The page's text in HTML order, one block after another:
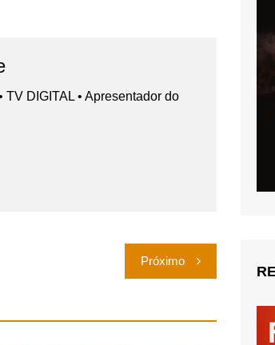
DIGITAL • Apresentador do
Próximo